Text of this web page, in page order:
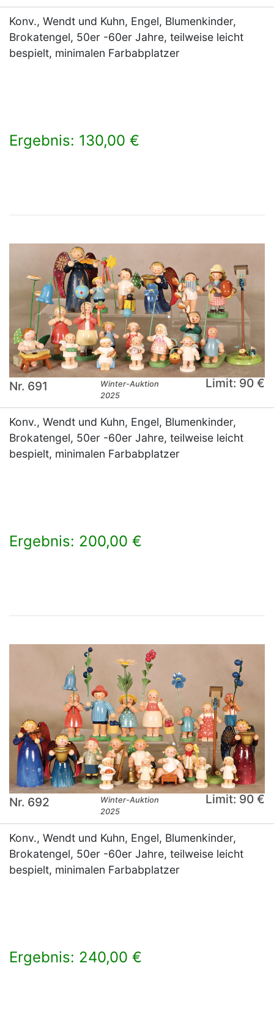
Konv., Wendt und Kuhn, Engel, Blumenkinder,
Brokatengel, 50er -60er Jahre, teilweise leicht
bespielt, minimalen Farbabplatzer
Ergebnis: 130,00 €
Nr. 691
Winter-Auktion
2025
Limit: 90 €
Konv., Wendt und Kuhn, Engel, Blumenkinder,
Brokatengel, 50er -60er Jahre, teilweise leicht
bespielt, minimalen Farbabplatzer
Ergebnis: 200,00 €
Nr. 692
Winter-Auktion
2025
Limit: 90 €
Konv., Wendt und Kuhn, Engel, Blumenkinder,
Brokatengel, 50er -60er Jahre, teilweise leicht
bespielt, minimalen Farbabplatzer
Ergebnis: 240,00 €